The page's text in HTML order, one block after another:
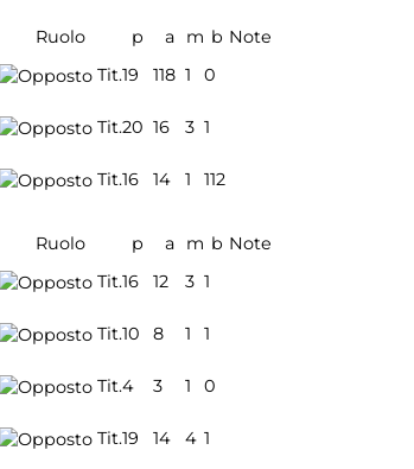
Ruolo p a m b Note
Tit.19 118 1
0
Tit.20 16 3 1
Tit.16 14 1
112
Ruolo p a m b Note
Tit.16 12 3 1
Tit.10 8 1
1
Tit.4 3 1
0
Tit.19 14 4 1